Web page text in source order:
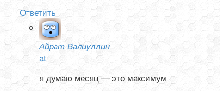
Ответить
Айрат Валиуллин
at
я думаю месяц — это максимум